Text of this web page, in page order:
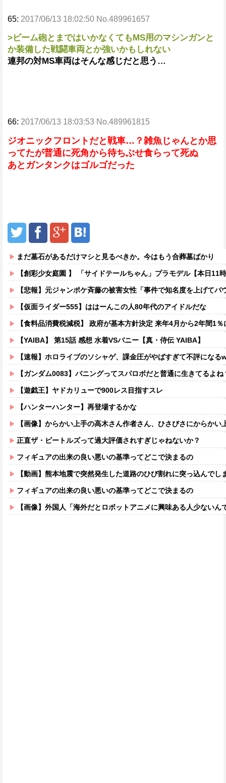
65: 2017/06/13 18:02:50 No.489961657
>ビーム砲とまではいかなくてもMS用のマシンガンと
か装備した戦闘車両とか強いかもしれない
連邦の対MS車両はそんな感じだと思う…
66: 2017/06/13 18:03:53 No.489961815
ジオニックフロントだと戦車…？雑魚じゃんとか思
ってたが普通に死角から待ちぶせ食らって死ぬ
あとガンタンクはゴルゴだった
まだ墓石があるだけマシと見るべきか。今はもう合葬墓ばかり
【創彩少女庭園 】 「サイドテールちゃん」プラモデル【本日11
【悲報】元ジャンポケ斉藤の被害女性「事件で知名度を上げてバウムクーヘン売ったり
【仮面ライダー555】ははーんこの人80年代のアイドルだな
【食料品消費税減税】 政府が基本方針決定 来年4月から2年間1％
【YAIBA】 第15話 感想 水着VSバニー【真・侍伝 YAIBA】
【速報】ホロライブのソシャゲ、課金圧がやばすぎて不評にな
【ガンダム0083】バニングってスパロボだと普通に生きてるよね
【遊戯王】ヤドカリューで900レス目指すスレ
【ハンターハンター】再登場するかな
【画像】からかい上手の高木さん作者さん、ひさびさにからかい上手の高木
正直ザ・ビートルズって過大評価されすぎじゃねないか？
フィギュアの出来の良い悪いの基準ってどこで決まるの
【動画】熊本地震で突然発生した道路のひび割れに突っ込んでし
フィギュアの出来の良い悪いの基準ってどこで決まるの
【画像】外国人「海外だとロボットアニメに興味ある人少ないん